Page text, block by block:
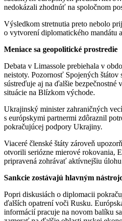
nedokázali zhodnúť na spoločnom
Výsledkom stretnutia preto nebolo
o vytvorení diplomatického mandátu
Meniace sa geopolitické prostredie
Debata v Limassole prebiehala v
neistoty. Pozornosť Spojených štátov
sústreďuje aj na ďalšie
situácie na Blízkom východe.
Ukrajinský minister zahraničných
s európskymi partnermi zdôraznil
pokračujúcej podpory Ukrajiny.
Viaceré členské štáty zároveň
otvorili seriózne mierové rokovania,
pripravená zohrávať aktívnejšiu
Sankcie zostávajú hlavným
Popri diskusiách o diplomacii
ďalších opatrení voči Rusku.
informácií pracuje na novom balíku